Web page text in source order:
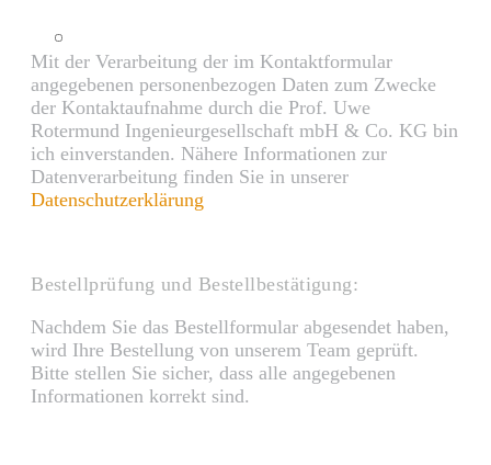
Mit der Verarbeitung der im Kontaktformular
angegebenen personenbezogen Daten zum Zwecke
der Kontaktaufnahme durch die Prof. Uwe
Rotermund Ingenieurgesellschaft mbH & Co. KG bin
ich einverstanden. Nähere Informationen zur
Datenverarbeitung finden Sie in unserer
Datenschutzerklärung
Bestellprüfung und Bestellbestätigung:
Nachdem Sie das Bestellformular abgesendet haben,
wird Ihre Bestellung von unserem Team geprüft.
Bitte stellen Sie sicher, dass alle angegebenen
Informationen korrekt sind.